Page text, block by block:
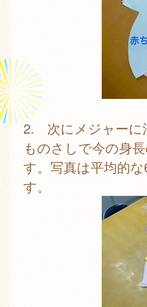
2. 次にメジャーに
ものさしで今の身
す。写真は平均的
す。